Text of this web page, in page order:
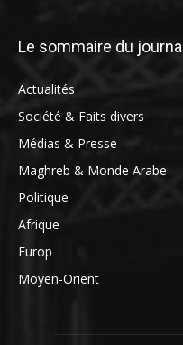
Le sommaire du journal
Actualités
Société & Faits divers
Médias & Presse
Maghreb & Monde Arabe
Politique
Afrique
Europ
Moyen-Orient